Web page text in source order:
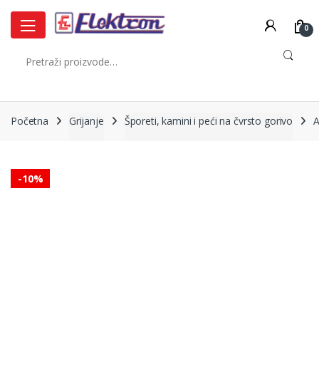
navigation
content
0
Početna Grijanje Šporeti, kamini i peći na čvrsto gorivo
-10%